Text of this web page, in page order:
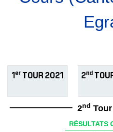
1er TOUR 2021 2nd
2nd
RÉSULTATS